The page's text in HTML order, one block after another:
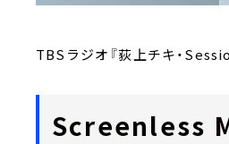
TBSラジオ『荻上チキ・
Screenless